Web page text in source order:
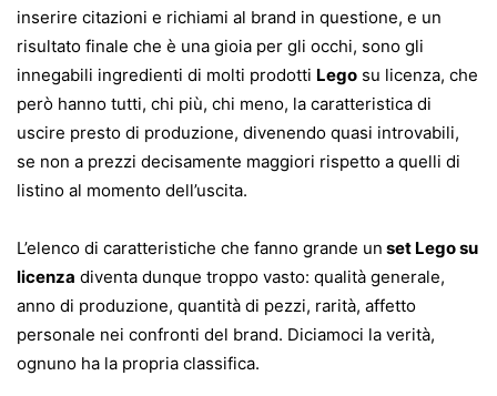
inserire citazioni e richiami al brand in questione, e un
risultato finale che è una gioia per gli occhi, sono gli
innegabili ingredienti di molti prodotti Lego su licenza, che
però hanno tutti, chi più, chi meno, la caratteristica di
uscire presto di produzione, divenendo quasi introvabili,
se non a prezzi decisamente maggiori rispetto a quelli di
listino al momento dell’uscita.
L’elenco di caratteristiche che fanno grande un set Lego su
licenza diventa dunque troppo vasto: qualità generale,
anno di produzione, quantità di pezzi, rarità, affetto
personale nei confronti del brand. Diciamoci la verità,
ognuno ha la propria classifica.